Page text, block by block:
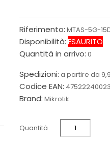
Riferimento: MTAS-5G-
Disponibilità:ESAURITO
Quantità in arrivo: 0
Spedizioni: a partire da
Codice EAN:
Brand: Mikrotik
Quantità